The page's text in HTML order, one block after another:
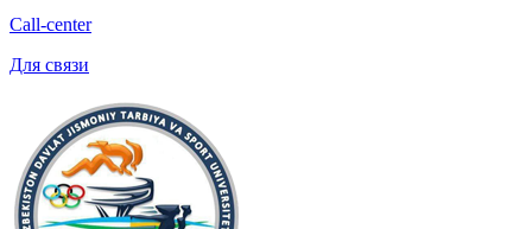
Call-center
Для связи